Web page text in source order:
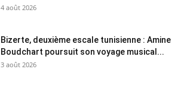
4 août 2026
Bizerte, deuxième escale tunisienne : Amine
Boudchart poursuit son voyage musical...
3 août 2026